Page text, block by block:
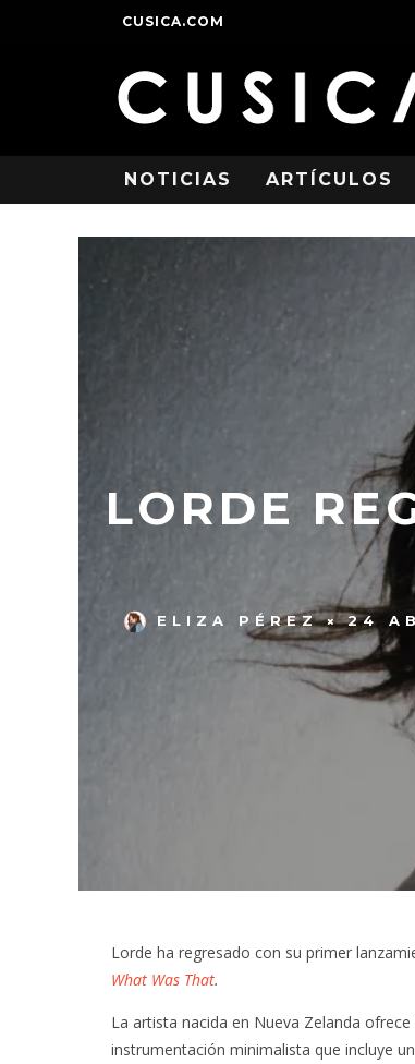
CUSICA.COM
NOTICIAS ARTÍCULOS
LORDE
ELIZA PÉREZ 24
Lorde ha regresado con su primer
What Was That.
La artista nacida en Nueva Zelanda
instrumentación minimalista que incluye